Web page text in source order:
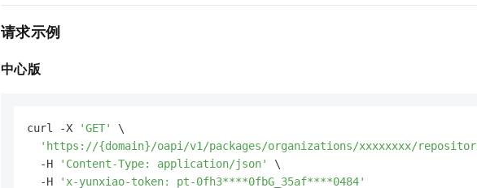
请求示例
中心版
curl -X 'GET'
\
'https://{domain}/oapi/v1/packages/organizations/xxxxxxxx/
  -H
'Content-Type: application/json'
\
  -H
'x-yunxiao-token: pt-0fh3****0fbG_35af****0484'